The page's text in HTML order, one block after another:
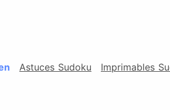
Astuces Sudoku Imprimables